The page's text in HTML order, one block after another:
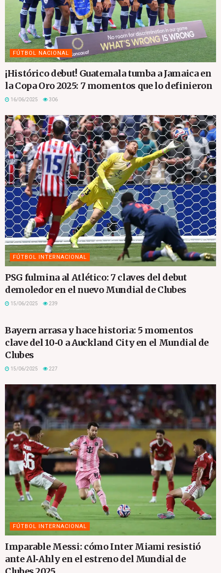
FÚTBOL NACIONAL
¡Histórico debut! Guatemala tumba a Jamaica en
la Copa Oro 2025: 7 momentos que lo definieron
16/06/2025 306
FÚTBOL INTERNACIONAL
PSG fulmina al Atlético: 7 claves del debut
demoledor en el nuevo Mundial de Clubes
15/06/2025 239
Bayern arrasa y hace historia: 5 momentos
clave del 10‑0 a Auckland City en el Mundial de
Clubes
15/06/2025 227
FÚTBOL INTERNACIONAL
Imparable Messi: cómo Inter Miami resistió
ante Al‑Ahly en el estreno del Mundial de